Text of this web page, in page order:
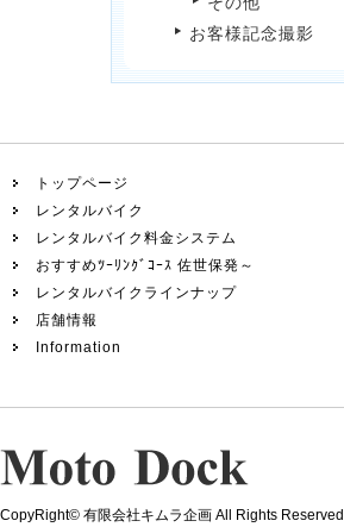
お客様記念撮影
トップページ
レンタルバイク
レンタルバイク料金システム
おすすめﾂｰﾘﾝｸﾞｺｰｽ 佐世保発～
レンタルバイクラインナップ
店舗情報
Information
CopyRight© 有限会社キムラ企画 All Rights Reserved.